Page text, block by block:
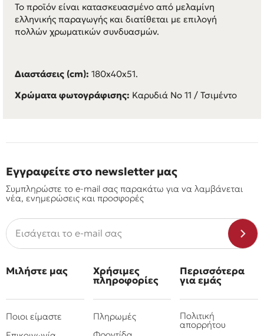
Το προϊόν είναι κατασκευασμένο από μελαμίνη
ελληνικής παραγωγής και διατίθεται με επιλογή
πολλών χρωματικών συνδυασμών.
Διαστάσεις (cm): 180x40x51.
Χρώματα φωτογράφισης: Καρυδιά Νο 11 / Τσιμέντο
Εγγραφείτε στο newsletter μας
Συμπληρώστε το e-mail σας παρακάτω για να λαμβάνεται
νέα, ενημερώσεις και προσφορές
Μιλήστε μας
Ποιοι είμαστε
Χρήσιμες
πληροφορίες
Πληρωμές
Περισσότερα
για εμάς
Πολιτική
απορρήτου